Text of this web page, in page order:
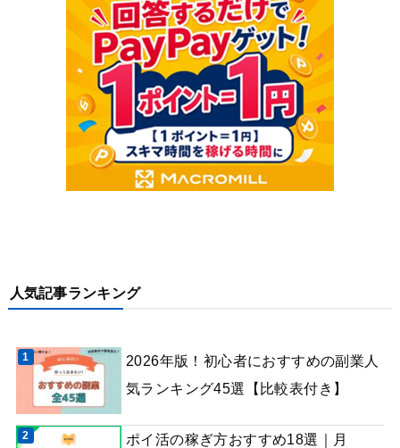
人気記事ランキング
2026年版！初心者におすすめの副業人
気ランキング45選【比較表付き】
ポイ活の稼ぎ方おすすめ18選｜月